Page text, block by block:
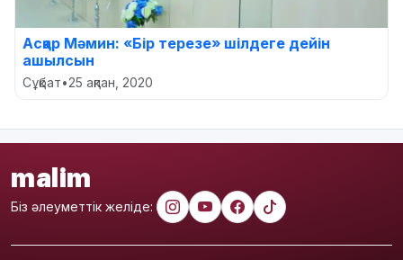
Асқар Мәмин: «Бір терезе» шілдеге дейін
ашылсын
Сұқбат•25 ақпан, 2020
malim
Біз әлеуметтік желіде: